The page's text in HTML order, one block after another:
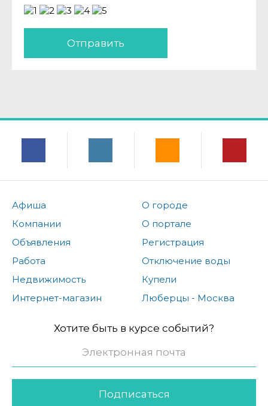
Отправить
Афиша
Компании
Объявления
Работа
Недвижимость
Интернет-магазин
О городе
О портале
Регистрация
Отключение воды
Купели
Люберцы - Москва
Хотите быть в курсе событий?
Подписаться